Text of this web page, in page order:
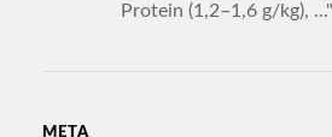
Protein (1,2–1,6 g/kg), ..."
META